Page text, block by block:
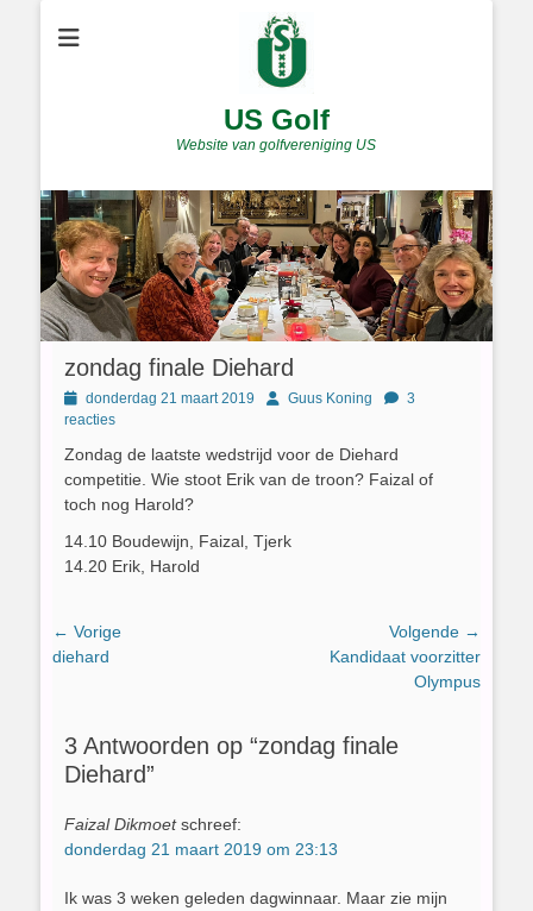
US Golf
Website van golfvereniging US
zondag finale Diehard
Geplaatst
op
donderdag 21 maart 2019 AuthorGuus Koning
3
reacties
Zondag de laatste wedstrijd voor de Diehard
competitie. Wie stoot Erik van de troon? Faizal of
toch nog Harold?
14.10 Boudewijn, Faizal, Tjerk
14.20 Erik, Harold
Bericht
navigatie
← Vorige
Vorig
diehard
Volgende →
Kandidaat voorzitter
Olympus
3 Antwoorden op “zondag finale
Diehard”
Faizal Dikmoet schreef:
donderdag 21 maart 2019 om 23:13
Ik was 3 weken geleden dagwinnaar. Maar zie mijn